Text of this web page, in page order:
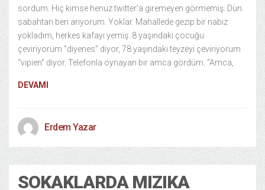
sordum. Hiç kimse henüz twitter’a giremeyen görmemiş. Dün
sabahtan beri arıyorum. Yoklar. Mahallede gezip bir nabız
yokladım, herkes kafayı yemiş. 8 yaşındaki çocuğu
çeviriyorum “diyenes” diyor, 78 yaşındaki teyzeyi çeviriyorum
“vipien” diyor. Telefonla oynayan bir amca gördüm. “Amca,
DEVAMI
Erdem Yazar
SOKAKLARDA MIZIKA